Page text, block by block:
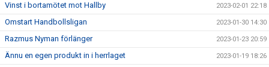
Vinst i bortamötet mot Hallby 2023-02-01 22:18
Omstart Handbollsligan 2023-01-30 14:30
Razmus Nyman förlänger 2023-01-23 20:59
Ännu en egen produkt in i herrlaget 2023-01-19 18:26